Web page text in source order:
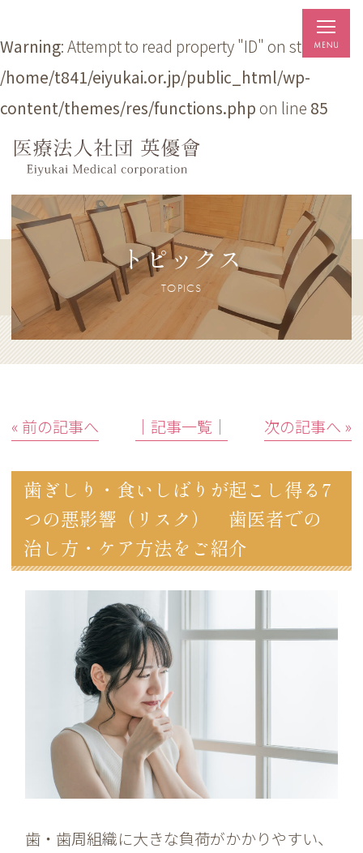
Warning: Attempt to read property "ID" on string in
/home/t841/eiyukai.or.jp/public_html/wp-
content/themes/res/functions.phpon line 85
トピックス
TOPICS
« 前の記事へ │記事一覧│ 次の記事へ »
歯ぎしり・食いしばりが起こし得る7
つの悪影響（リスク） 歯医者での
治し方・ケア方法をご紹介
歯・歯周組織に大きな負荷がかかりやすい、